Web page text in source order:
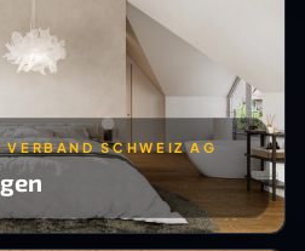
VERBAND SCHWEIZ AG